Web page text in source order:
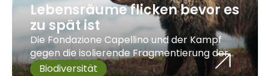
Lebensräume flicken bevor es
zu spät ist
Die Fondazione Capellino und der Kampf
gegen die isolierende Fragmentierung der
Lebensräume unserer Tierwelt
Biodiversität